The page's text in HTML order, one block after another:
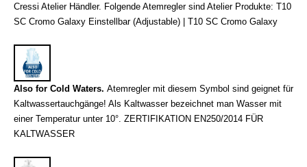
Cressi Atelier Händler. Folgende Atemregler sind Atelier Produkte: T10
SC Cromo Galaxy Einstellbar (Adjustable) | T10 SC Cromo Galaxy
Also for Cold Waters. Atemregler mit diesem Symbol sind geignet für
Kaltwassertauchgänge! Als Kaltwasser bezeichnet man Wasser mit
einer Temperatur unter 10°. ZERTIFIKATION EN250/2014 FÜR
KALTWASSER